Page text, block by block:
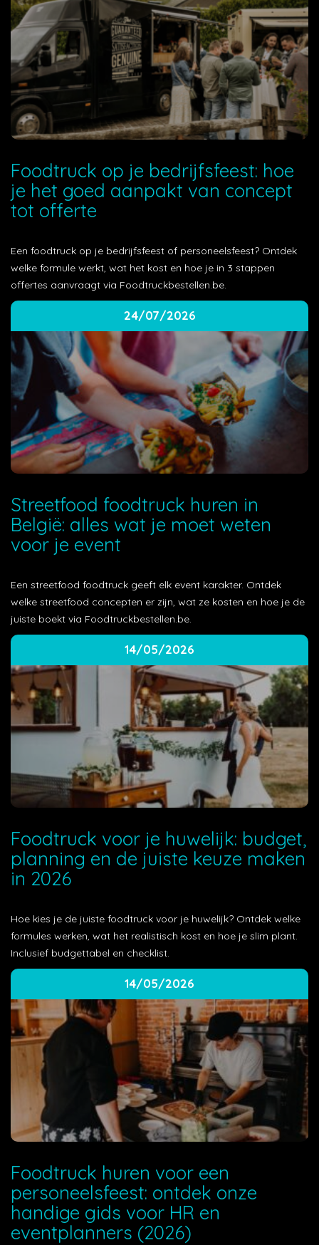
Foodtruck op je bedrijfsfeest: hoe
je het goed aanpakt van concept
tot offerte
Een foodtruck op je bedrijfsfeest of personeelsfeest? Ontdek
welke formule werkt, wat het kost en hoe je in 3 stappen
offertes aanvraagt via Foodtruckbestellen.be.
24/07/2026
Streetfood foodtruck huren in
België: alles wat je moet weten
voor je event
Een streetfood foodtruck geeft elk event karakter. Ontdek
welke streetfood concepten er zijn, wat ze kosten en hoe je de
juiste boekt via Foodtruckbestellen.be.
14/05/2026
Foodtruck voor je huwelijk: budget,
planning en de juiste keuze maken
in 2026
Hoe kies je de juiste foodtruck voor je huwelijk? Ontdek welke
formules werken, wat het realistisch kost en hoe je slim plant.
Inclusief budgettabel en checklist.
14/05/2026
Foodtruck huren voor een
personeelsfeest: ontdek onze
handige gids voor HR en
eventplanners (2026)